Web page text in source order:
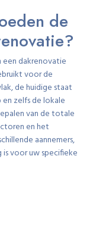
de
een dakrenovatie
voor de
de huidige staat
zelfs de lokale
van de totale
en het
aannemers,
voor uw specifieke